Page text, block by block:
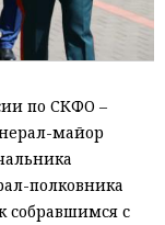
по СКФО –
майор
полковника
собравшимся с